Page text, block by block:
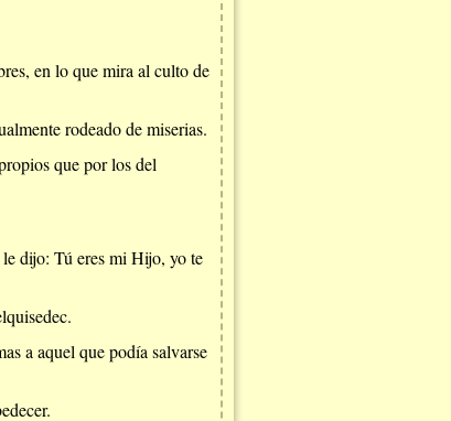
en lo que mira al culto de
rodeado de miserias.
que por los del
dijo: Tú eres mi Hijo, yo te
a aquel que podía salvarse